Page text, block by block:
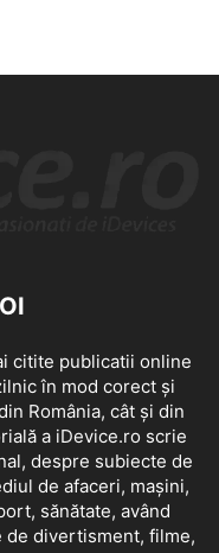
citite publicatii online
în mod corect și
România, cât și din
a iDevice.ro scrie
despre subiecte de
de afaceri, mașini,
sănătate, având
divertisment, filme,